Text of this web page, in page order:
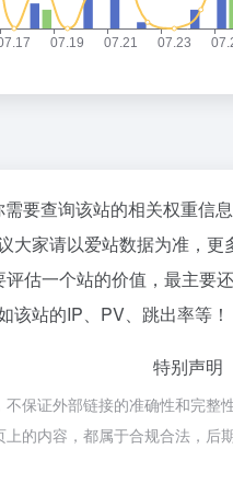
要查询该站的相关权重信
大家请以爱站数据为准，
估一个站的价值，最主要
该站的IP、PV、跳出率等！
特别声明
保证外部链接的准确性和完
的内容，都属于合规合法，